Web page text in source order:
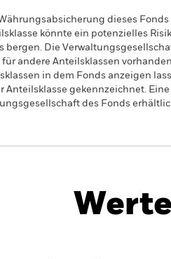
dieses
könnte ein potenzielles
bergen. Die
andere Anteilsklassen
in dem Fonds anzeigen
Anteilsklasse gekennzeichnet.
des Fonds